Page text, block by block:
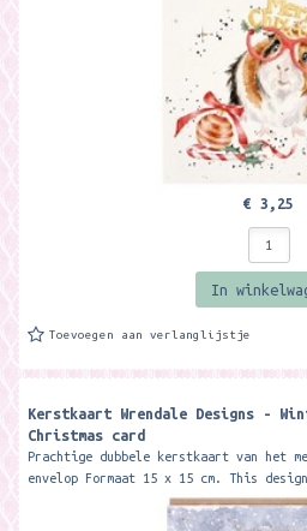
€ 3,25
In
Toevoegen aan verlanglijstje
Kerstkaart Wrendale Designs -
Christmas card ​
Prachtige dubbele kerstkaart van het
envelop Formaat 15 x 15 cm. This